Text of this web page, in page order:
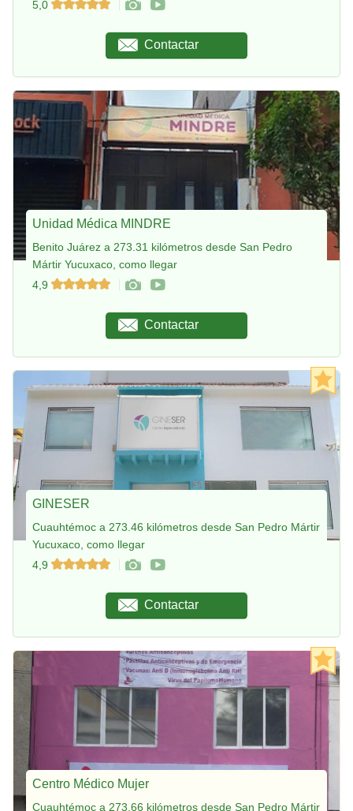
5,0
Contactar
Unidad Médica MINDRE
Benito Juárez a 273.31 kilómetros desde San Pedro
Mártir Yucuxaco, como llegar
4,9
Contactar
GINESER
Cuauhtémoc a 273.46 kilómetros desde San Pedro Mártir
Yucuxaco, como llegar
4,9
Contactar
Centro Médico Mujer
Cuauhtémoc a 273.66 kilómetros desde San Pedro Mártir